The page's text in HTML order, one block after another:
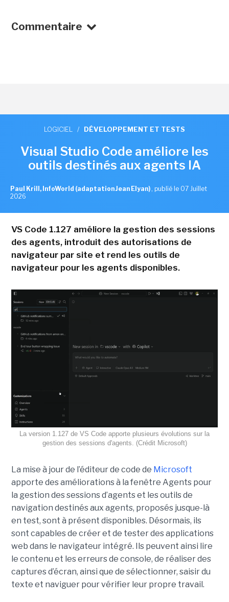
Commentaire
LOGICIEL / DÉVELOPPEMENT ET TESTS
Visual Studio Code améliore les
outils destinés aux agents IA
Paul Krill, InfoWorld (adaptation Jean Elyan) , publié le 07 Juillet
2026
VS Code 1.127 améliore la gestion des sessions
des agents, introduit des autorisations de
navigateur par site et rend les outils de
navigateur pour les agents disponibles.
La version 1.127 de VS Code apporte plusieurs évolutions sur la
gestion des sessions d'agents. (Crédit Microsoft)
La mise à jour de l’éditeur de code de Microsoft
apporte des améliorations à la fenêtre Agents pour
la gestion des sessions d’agents et les outils de
navigation destinés aux agents, proposés jusque-là
en test, sont à présent disponibles. Désormais, ils
sont capables de créer et de tester des applications
web dans le navigateur intégré. Ils peuvent ainsi lire
le contenu et les erreurs de console, de réaliser des
captures d’écran, ainsi que de sélectionner, saisir du
texte et naviguer pour vérifier leur propre travail.